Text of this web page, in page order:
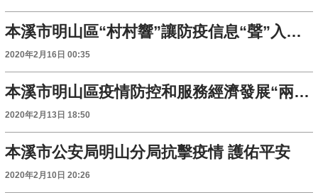
本溪市明山區“村村響”讓防疫信息“聲”入人心
2020年2月16日 00:35
本溪市明山區疫情防控和服務經濟發展“兩手抓、兩不誤”
2020年2月13日 18:50
本溪市公安局明山分局抗擊疫情 護佑平安
2020年2月10日 20:26